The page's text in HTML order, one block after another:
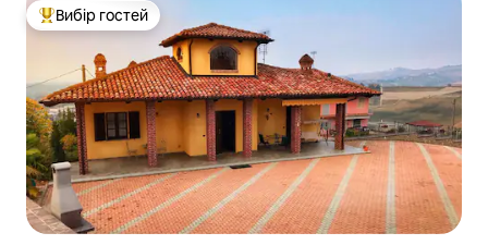
Топ вибір гостей
Вибір гостей